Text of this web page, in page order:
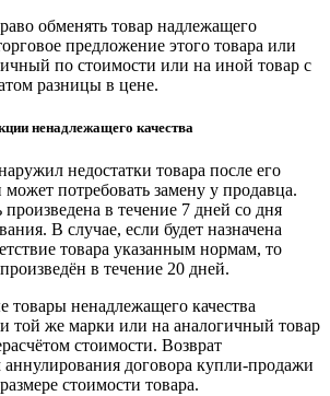
обменять товар надлежащего
предложение этого товара или
по стоимости или на иной товар с
разницы в цене.
ненадлежащего качества
недостатки товара после его
потребовать замену у продавца.
в течение 7 дней со дня
В случае, если будет назначена
товара указанным нормам, то
в течение 20 дней.
товары ненадлежащего качества
той же марки или на аналогичный товар
стоимости. Возврат
аннулирования договора купли-продажи
стоимости товара.